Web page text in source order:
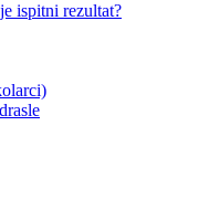
ispitni rezultat?